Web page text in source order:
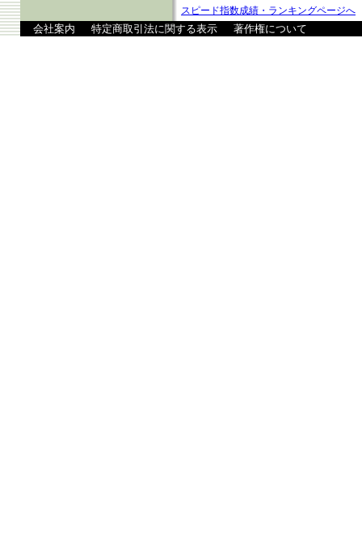
スピード指数成績・ランキングページへ
会社案内 特定商取引法に関する表示 著作権について